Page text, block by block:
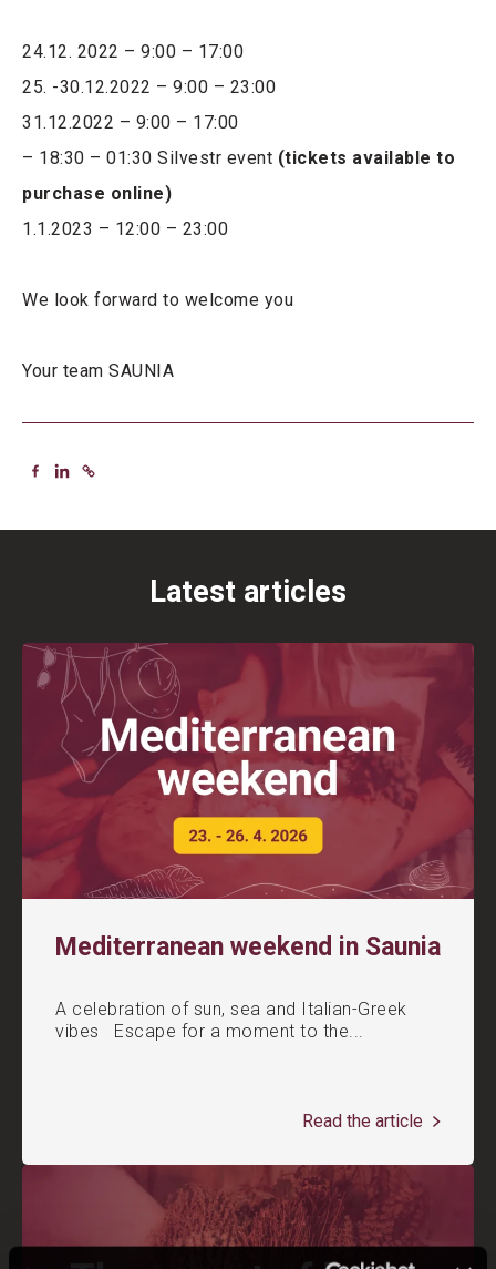
24.12. 2022 – 9:00 – 17:00
25. -30.12.2022 – 9:00 – 23:00
31.12.2022 – 9:00 – 17:00
– 18:30 – 01:30 Silvestr event (tickets available to
purchase online)
1.1.2023 – 12:00 – 23:00
We look forward to welcome you
Your team SAUNIA
Latest articles
Mediterranean weekend in Saunia
A celebration of sun, sea and Italian-Greek
vibes Escape for a moment to the...
Read the article